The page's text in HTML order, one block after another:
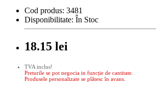
Cod produs: 3481
Disponibilitate: În Stoc
18.15 lei
TVA inclus!
Preturile se pot negocia in funcție de cantitate.
Produsele personalizate se plătesc în avans.